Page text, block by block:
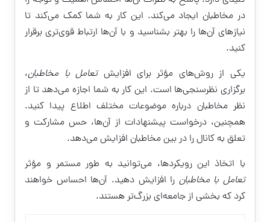
در مخاطبان ایجاد می‌کند. این کار به شما کمک می‌کند تا
نیازهای آن‌ها را بهتر بشناسید و با آن‌ها ارتباط قوی‌تری برقرار
کنید.
یکی از روش‌های مؤثر برای افزایشتعامل با مخاطبان،
برگزاری نظرسنجی‌ها است. این کار به شما اجازه می‌دهد تا از
نظر مخاطبان درباره موضوعات مختلف اطلاع پیدا کنید.
همچنین، درخواست پیشنهادات از آن‌ها، حس مشارکت و
تعلق به کانال را در بین مخاطبان افزایش می‌دهد.
با اتخاذ این رویکردها، می‌توانید به طور مستمر و مؤثر
تعامل با مخاطبان را افزایش دهید. آن‌ها احساس خواهند
کرد که بخشی از جامعه‌ای بزرگ‌تر هستند.